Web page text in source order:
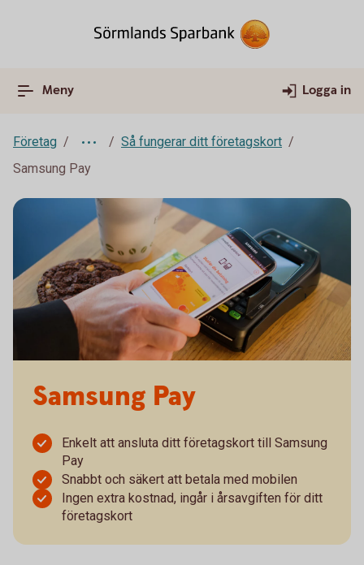
Meny Logga in
Företag
Så fungerar ditt företagskort
Samsung Pay
Samsung Pay
Enkelt att ansluta ditt företagskort till Samsung
Pay
Snabbt och säkert att betala med mobilen
Ingen extra kostnad, ingår i årsavgiften för ditt
företagskort